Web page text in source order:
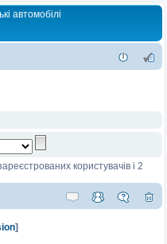
автомобілі
користувачів і 2
]